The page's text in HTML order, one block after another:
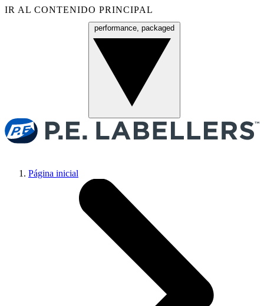
IR AL CONTENIDO PRINCIPAL
performance, packaged
Página inicial